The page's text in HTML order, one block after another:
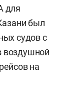
для
был
судов с
воздушной
на